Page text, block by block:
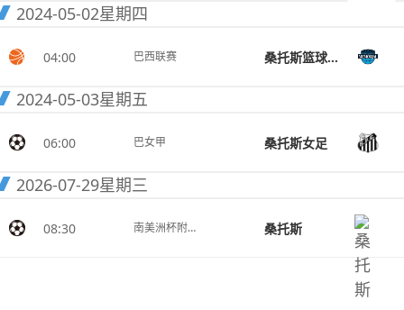
2024-05-02星期四
04:00 巴西联赛 桑托斯篮球俱乐部
2024-05-03星期五
06:00 巴女甲 桑托斯女足
2026-07-29星期三
08:30 南美洲杯附加赛 桑托斯